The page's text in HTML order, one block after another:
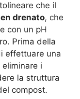
che il
drenato, che
con un pH
Prima della
effettuare una
i
la struttura
compost.